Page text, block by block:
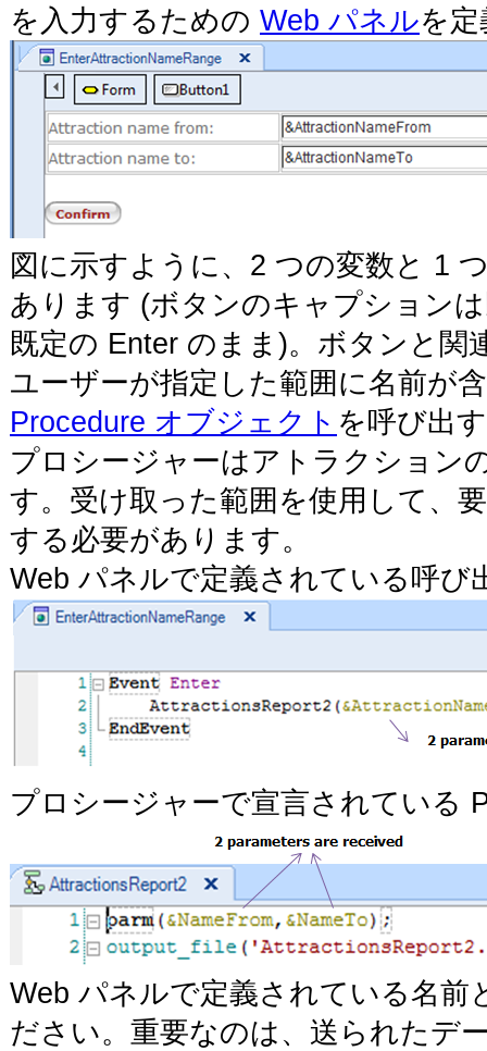
を入力するための Web パネルを
図に示すように、2 つの変数と 1
あります (ボタンのキャプション
既定の Enter のまま)。ボタンと
ユーザーが指定した範囲に名前が
Procedure オブジェクト を呼び出
プロシージャーはアトラクション
す。受け取った範囲を使用して、
する必要があります。
Web パネルで定義されている呼び
プロシージャーで宣言されている
Web パネルで定義されている名前
ださい。重要なのは、送られたデ